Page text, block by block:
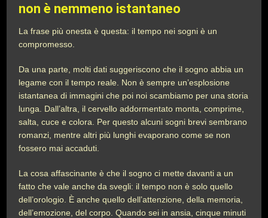
non è nemmeno istantaneo
La frase più onesta è questa: il tempo nei sogni è un
compromesso.
Da una parte, molti dati suggeriscono che il sogno abbia un
legame con il tempo reale. Non è sempre un’esplosione
istantanea di immagini che poi noi scambiamo per una storia
lunga. Dall’altra, il cervello addormentato monta, comprime,
salta, cuce e colora. Per questo alcuni sogni brevi sembrano
romanzi, mentre altri più lunghi evaporano come se non
fossero mai accaduti.
La cosa affascinante è che il sogno ci mette davanti a un
fatto che vale anche da svegli: il tempo non è solo quello
dell’orologio. È anche quello dell’attenzione, della memoria,
dell’emozione, del corpo. Quando sei in ansia, cinque minuti